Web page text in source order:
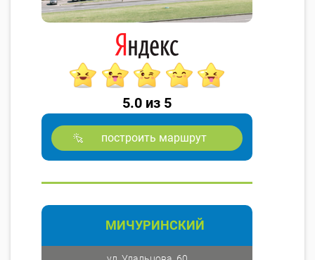
5.0 из 5
построить маршрут
МИЧУРИНСКИЙ